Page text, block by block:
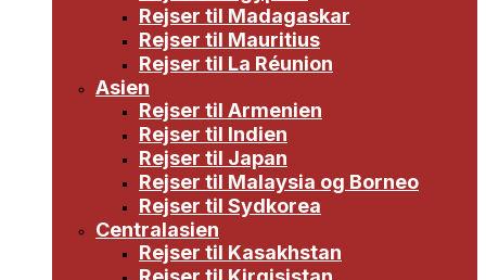
Rejser til Madagaskar
Rejser til Mauritius
Rejser til La Réunion
Asien
Rejser til Armenien
Rejser til Indien
Rejser til Japan
Rejser til Malaysia og Borneo
Rejser til Sydkorea
Centralasien
Rejser til Kasakhstan